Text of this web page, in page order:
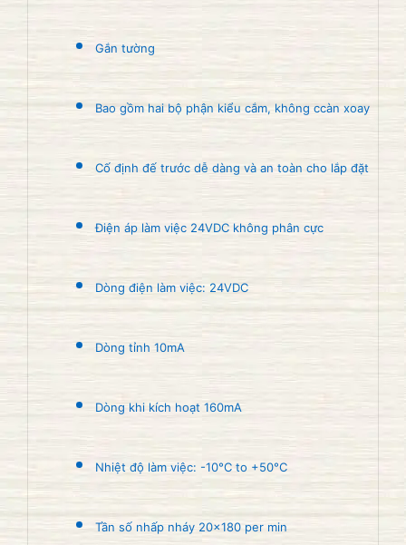
Gắn tường
Bao gồm hai bộ phận kiểu cắm, không ccàn xoay
Cố định đế trước dễ dàng và an toàn cho lắp đặt
Điện áp làm việc 24VDC không phân cực
Dòng điện làm việc: 24VDC
Dòng tỉnh 10mA
Dòng khi kích hoạt 160mA
Nhiệt độ làm việc: -10°C to +50°C
Tần số nhấp nháy 20×180 per min